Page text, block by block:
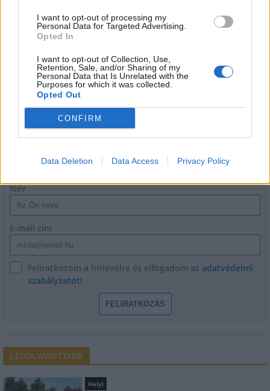
I want to opt-out of processing my
Personal Data for Targeted Advertising.
Opted In
I want to opt-out of Collection, Use,
Retention, Sale, and/or Sharing of my
Personal Data that Is Unrelated with the
Purposes for which it was collected.
Opted Out
CONFIRM
Data Deletion Data Access Privacy Policy
pünkösdi búcsúra
Név
E-mail cím
Feliratkozom a hírlevélre és elfogadom az adatvédelmi
szabályzatot!
FELIRATKOZÁS
LEGOLVASOTTABB
Helyi